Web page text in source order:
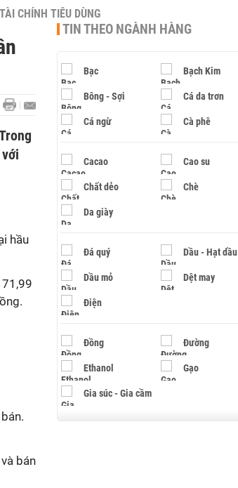
TÀI CHÍNH TIÊU DÙNG
hầu
bán
TIN THEO NGÀNH HÀNG
Bạc Bạch Kim
Bông - Sợi Cá da trơn
Cá ngừ Cà phê
Cacao Cao su
Chất dẻo Chè
Da giày
Đá quý Dầu - Hạt dầu
Dầu mỏ Dệt may
Điện
Đồng Đường
Ethanol Gạo
Gia súc - Gia cầm